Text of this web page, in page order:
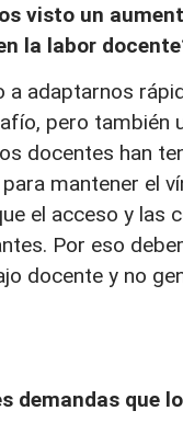
visto un
la labor
a adaptarnos
pero también
docentes han
mantener el
el acceso y las
Por eso
docente y no
demandas que